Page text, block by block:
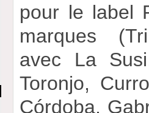
pour le label
marques
avec La
Toronjo,
Córdoba,